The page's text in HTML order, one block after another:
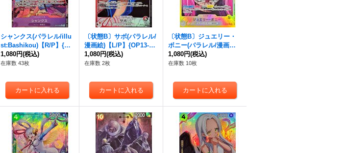
シャンクス(パラレル/illu
st:Bashikou)【R/P】{OP
13-065}
1,080円(税込)
在庫数 43枚
〔状態B〕サボ(パラレル/
漫画絵)【L/P】{OP13-00
4}
1,080円(税込)
在庫数 2枚
〔状態B〕ジュエリー・
ボニー(パラレル/漫画絵)
【L/P】{OP13-100}
1,080円(税込)
在庫数 10枚